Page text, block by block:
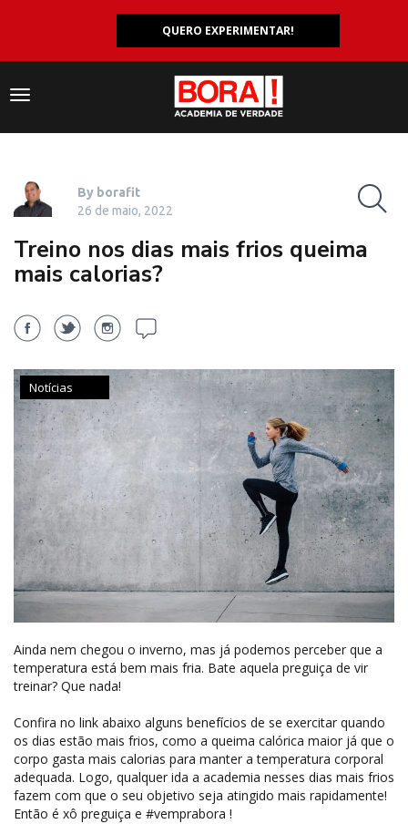
QUERO EXPERIMENTAR!
Navegação
By borafit
26 de maio, 2022
Treino nos dias mais frios queima
mais calorias?
Notícias
Ainda nem chegou o inverno, mas já podemos perceber que a
temperatura está bem mais fria. Bate aquela preguiça de vir
treinar? Que nada!
Confira no link abaixo alguns benefícios de se exercitar quando
os dias estão mais frios, como a queima calórica maior já que o
corpo gasta mais calorias para manter a temperatura corporal
adequada. Logo, qualquer ida a academia nesses dias mais frios
fazem com que o seu objetivo seja atingido mais rapidamente!
Então é xô preguiça e #vemprabora !